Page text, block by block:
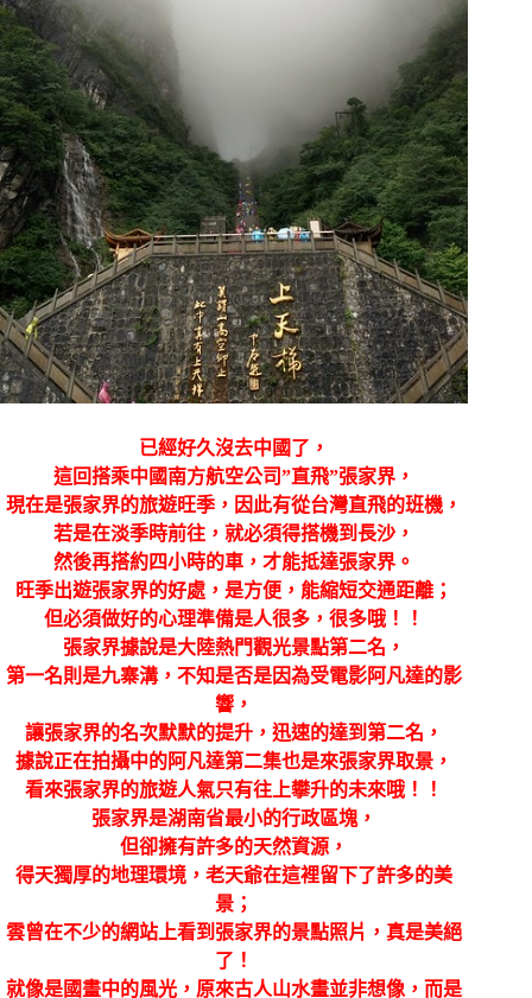
已經好久沒去中國了，
這回搭乘中國南方航空公司”直飛”張家界，
現在是張家界的旅遊旺季，因此有從台灣直飛的班機，
若是在淡季時前往，就必須得搭機到長沙，
然後再搭約四小時的車，才能抵達張家界。
旺季出遊張家界的好處，是方便，能縮短交通距離；
但必須做好的心理準備是人很多，很多哦！！
張家界據說是大陸熱門觀光景點第二名，
第一名則是九寨溝，不知是否是因為受電影阿凡達的影
響，
讓張家界的名次默默的提升，迅速的達到第二名，
據說正在拍攝中的阿凡達第二集也是來張家界取景，
看來張家界的旅遊人氣只有往上攀升的未來哦！！
張家界是湖南省最小的行政區塊，
但卻擁有許多的天然資源，
得天獨厚的地理環境，老天爺在這裡留下了許多的美
景；
雲曾在不少的網站上看到張家界的景點照片，真是美絕
了！
就像是國畫中的風光，原來古人山水畫並非想像，而是